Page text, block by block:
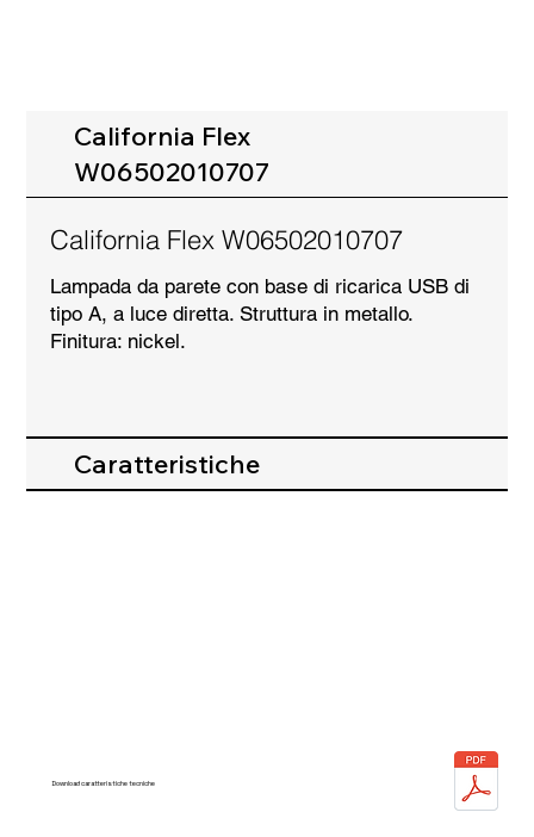
California Flex
W06502010707
California Flex W06502010707
Lampada da parete con base di ricarica USB di
tipo A, a luce diretta. Struttura in metallo.
Finitura: nickel.
Caratteristiche
Download caratteristiche tecniche